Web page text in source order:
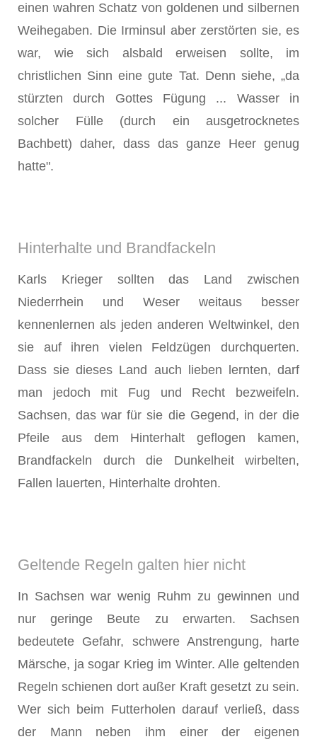
einen wahren Schatz von goldenen und silbernen
Weihegaben. Die Irminsul aber zerstörten sie, es
war, wie sich alsbald erweisen sollte, im
christlichen Sinn eine gute Tat. Denn siehe, „da
stürzten durch Gottes Fügung ... Wasser in
solcher Fülle (durch ein ausgetrocknetes
Bachbett) daher, dass das ganze Heer genug
hatte".
Hinterhalte und Brandfackeln
Karls Krieger sollten das Land zwischen
Niederrhein und Weser weitaus besser
kennenlernen als jeden anderen Weltwinkel, den
sie auf ihren vielen Feldzügen durchquerten.
Dass sie dieses Land auch lieben lernten, darf
man jedoch mit Fug und Recht bezweifeln.
Sachsen, das war für sie die Gegend, in der die
Pfeile aus dem Hinterhalt geflogen kamen,
Brandfa­ckeln durch die Dunkelheit wirbelten,
Fallen lauerten, Hinterhalte drohten.
Geltende Regeln galten hier nicht
In Sachsen war wenig Ruhm zu gewinnen und
nur geringe Beute zu erwarten. Sachsen
bedeutete Gefahr, schwere Anstrengung, harte
Märsche, ja sogar Krieg im Winter. Alle geltenden
Regeln schienen dort außer Kraft gesetzt zu sein.
Wer sich beim Futterholen darauf verließ, dass
der Mann neben ihm einer der eigenen